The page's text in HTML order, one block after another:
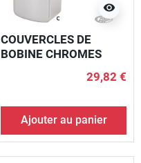
visibility
COUVERCLES DE
BOBINE CHROMES
29,82 €
Ajouter au panier